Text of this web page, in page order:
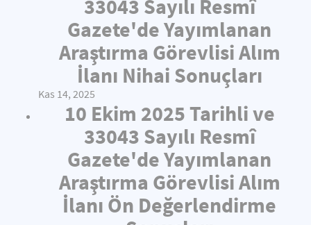
33043 Sayılı Resmî
Gazete'de Yayımlanan
Araştırma Görevlisi Alım
İlanı Nihai Sonuçları
Kas 14, 2025
10 Ekim 2025 Tarihli ve
33043 Sayılı Resmî
Gazete'de Yayımlanan
Araştırma Görevlisi Alım
İlanı Ön Değerlendirme